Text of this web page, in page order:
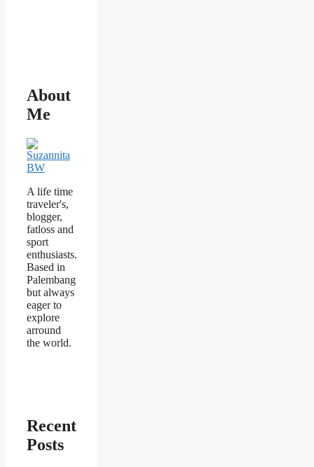
About
Me
A life time
traveler's,
blogger,
fatloss and
sport
enthusiasts.
Based in
Palembang
but always
eager to
explore
arround
the world.
Recent
Posts